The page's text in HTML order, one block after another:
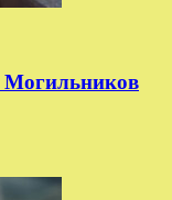
Могильников